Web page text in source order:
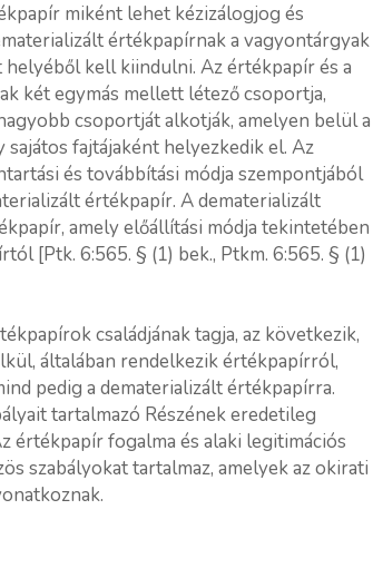
miként lehet kézizálogjog és
értékpapírnak a vagyontárgyak
kell kiindulni. Az értékpapír és a
két egymás mellett létező csoportja,
csoportját alkotják, amelyen belül a
fajtájaként helyezkedik el. Az
és továbbítási módja szempontjából
értékpapír. A dematerializált
amely előállítási módja tekintetében
[Ptk. 6:565. § (1) bek., Ptkm. 6:565. § (1)
családjának tagja, az következik,
általában rendelkezik értékpapírról,
pedig a dematerializált értékpapírra.
tartalmazó Részének eredetileg
értékpapír fogalma és alaki legitimációs
szabályokat tartalmaz, amelyek az okirati